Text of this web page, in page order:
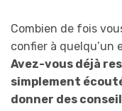
Combien de fois
confier à quelqu’un
Avez-vous déjà
simplement
donner des